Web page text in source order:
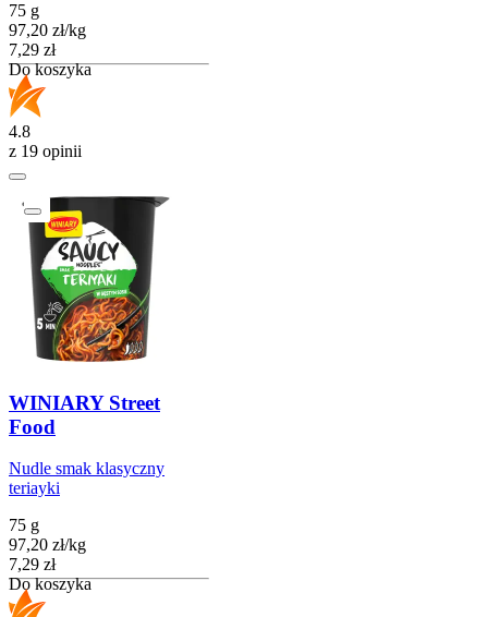
75 g
97,20 zł/kg
Cena
7,29 zł
Do koszyka
4.8
z 19 opinii
WINIARY Street
Food
Nudle smak klasyczny
teriayki
75 g
97,20 zł/kg
Cena
7,29 zł
Do koszyka